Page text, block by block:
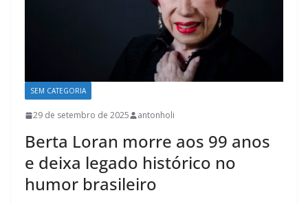
SEM CATEGORIA
29 de setembro de 2025 antonholi
Berta Loran morre aos 99 anos
e deixa legado histórico no
humor brasileiro